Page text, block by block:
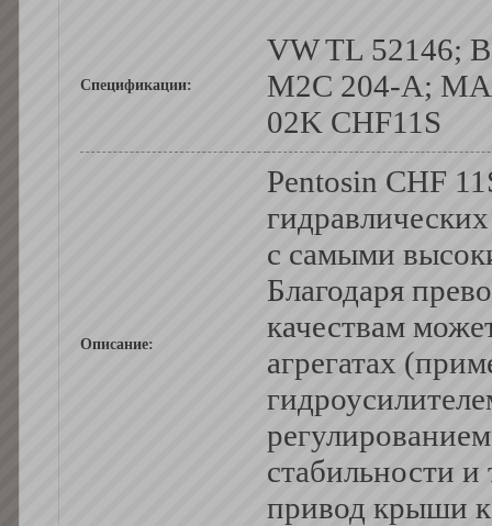
Спецификации:
VW TL 52146;
M2C 204-A;
02K CHF11S
Описание:
Pentosin CHF
с самыми
Благодаря
качествам
агрегатах
стабильности и
привод крыши